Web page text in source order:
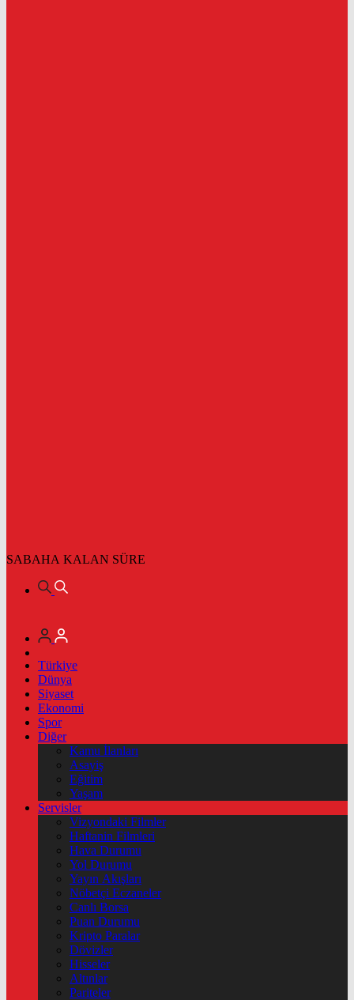
SABAHA KALAN SÜRE
Türkiye
Dünya
Siyaset
Ekonomi
Spor
Diğer
Kamu İlanları
Asayiş
Eğitim
Yaşam
Servisler
Vizyondaki Filmler
Haftanin Filmleri
Hava Durumu
Yol Durumu
Yayın Akışları
Nöbetçi Eczaneler
Canlı Borsa
Puan Durumu
Kripto Paralar
Dövizler
Hisseler
Altınlar
Pariteler